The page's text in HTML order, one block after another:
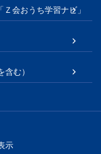
会おうち学習ナビ」
む）
示